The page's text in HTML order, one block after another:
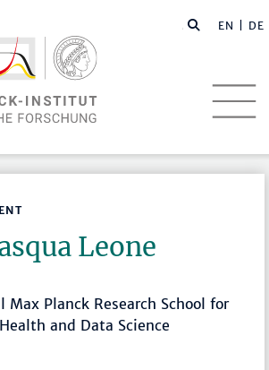
EN | DE
Leone
Max Planck Research School for
and Data Science